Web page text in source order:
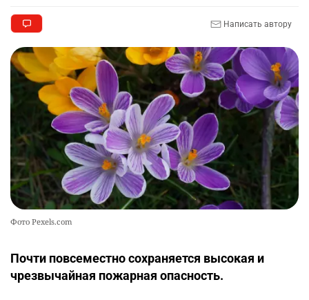
Написать автору
Фото Pexels.com
Почти повсеместно сохраняется высокая и
чрезвычайная пожарная опасность.